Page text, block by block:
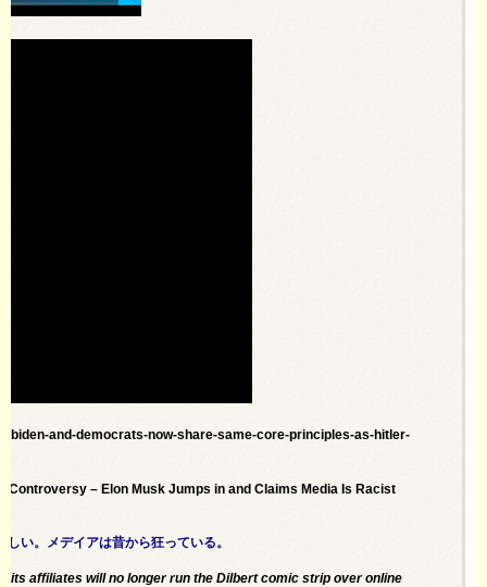
biden-and-democrats-now-share-same-core-principles-as-hitler-
Controversy – Elon Musk Jumps in and Claims Media Is Racist
い。メデイアは昔から狂っている。
its affiliateswill no longer run the Dilbert comic strip over online